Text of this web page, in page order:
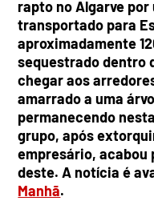
rapto no Algarve
transportado para
aproximadamente
sequestrado dentro
chegar aos
amarrado a uma
permanecendo
grupo, após
empresário, acabou
deste. A notícia é
Manhã.